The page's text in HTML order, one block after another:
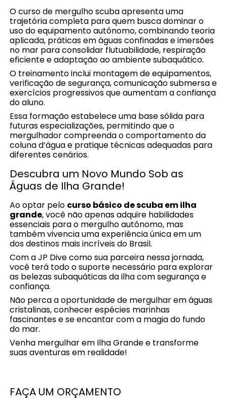
O curso de mergulho scuba apresenta uma
trajetória completa para quem busca dominar o
uso do equipamento autônomo, combinando teoria
aplicada, práticas em águas confinadas e imersões
no mar para consolidar flutuabilidade, respiração
eficiente e adaptação ao ambiente subaquático.
O treinamento inclui montagem de equipamentos,
verificação de segurança, comunicação submersa e
exercícios progressivos que aumentam a confiança
do aluno.
Essa formação estabelece uma base sólida para
futuras especializações, permitindo que o
mergulhador compreenda o comportamento da
coluna d’água e pratique técnicas adequadas para
diferentes cenários.
Descubra um Novo Mundo Sob as
Águas de Ilha Grande!
Ao optar pelo curso básico de scuba em ilha
grande, você não apenas adquire habilidades
essenciais para o mergulho autônomo, mas
também vivencia uma experiência única em um
dos destinos mais incríveis do Brasil.
Com a JP Dive como sua parceira nessa jornada,
você terá todo o suporte necessário para explorar
as belezas subaquáticas da ilha com segurança e
confiança.
Não perca a oportunidade de mergulhar em águas
cristalinas, conhecer espécies marinhas
fascinantes e se encantar com a magia do fundo
do mar.
Venha mergulhar em Ilha Grande e transforme
suas aventuras em realidade!
FAÇA UM ORÇAMENTO